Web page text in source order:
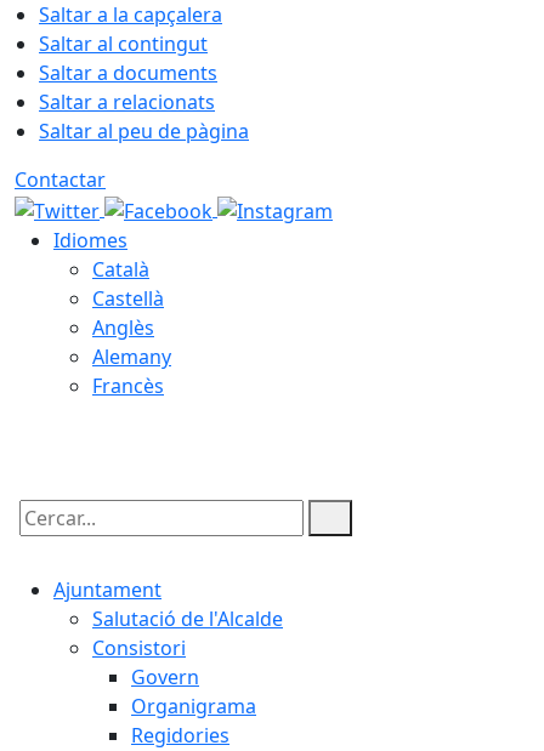
Saltar a la capçalera
Saltar al contingut
Saltar a documents
Saltar a relacionats
Saltar al peu de pàgina
Contactar
Idiomes
Català
Castellà
Anglès
Alemany
Francès
Cercar:
Ajuntament
Salutació de l'Alcalde
Consistori
Govern
Organigrama
Regidories